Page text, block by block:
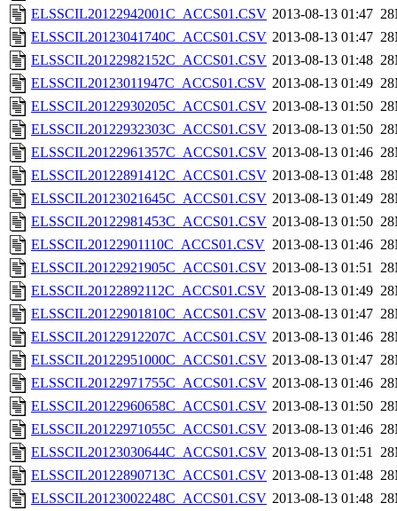
ELSSCIL20122942001C_ACCS01.CSV 2013-08-13 01:47
ELSSCIL20123041740C_ACCS01.CSV 2013-08-13 01:47
ELSSCIL20122982152C_ACCS01.CSV 2013-08-13 01:48
ELSSCIL20123011947C_ACCS01.CSV 2013-08-13 01:49
ELSSCIL20122930205C_ACCS01.CSV 2013-08-13 01:50
ELSSCIL20122932303C_ACCS01.CSV 2013-08-13 01:50
ELSSCIL20122961357C_ACCS01.CSV 2013-08-13 01:46
ELSSCIL20122891412C_ACCS01.CSV 2013-08-13 01:48
ELSSCIL20123021645C_ACCS01.CSV 2013-08-13 01:49
ELSSCIL20122981453C_ACCS01.CSV 2013-08-13 01:50
ELSSCIL20122901110C_ACCS01.CSV 2013-08-13 01:46
ELSSCIL20122921905C_ACCS01.CSV 2013-08-13 01:51
ELSSCIL20122892112C_ACCS01.CSV 2013-08-13 01:49
ELSSCIL20122901810C_ACCS01.CSV 2013-08-13 01:47
ELSSCIL20122912207C_ACCS01.CSV 2013-08-13 01:46
ELSSCIL20122951000C_ACCS01.CSV 2013-08-13 01:47
ELSSCIL20122971755C_ACCS01.CSV 2013-08-13 01:46
ELSSCIL20122960658C_ACCS01.CSV 2013-08-13 01:50
ELSSCIL20122971055C_ACCS01.CSV 2013-08-13 01:46
ELSSCIL20123030644C_ACCS01.CSV 2013-08-13 01:51
ELSSCIL20122890713C_ACCS01.CSV 2013-08-13 01:48
ELSSCIL20123002248C_ACCS01.CSV 2013-08-13 01:48